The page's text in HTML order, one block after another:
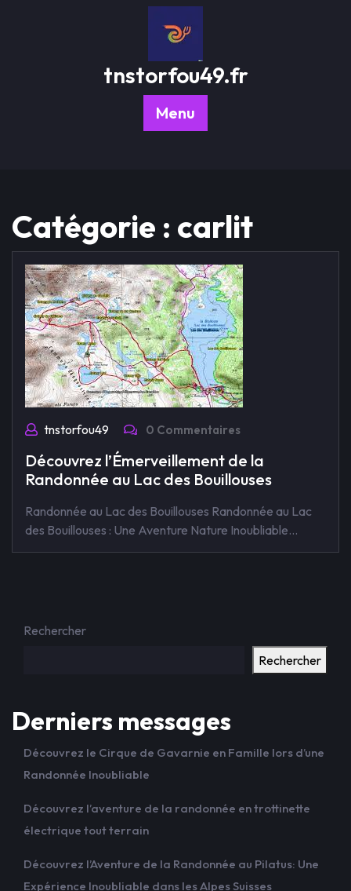
tnstorfou49.fr
Menu
Catégorie : carlit
tnstorfou49 0 Commentaires
Découvrez l’Émerveillement de la
Randonnée au Lac des Bouillouses
Randonnée au Lac des Bouillouses Randonnée au Lac
des Bouillouses : Une Aventure Nature Inoubliable…
Rechercher
Rechercher
Derniers messages
Découvrez le Cirque de Gavarnie en Famille lors d’une
Randonnée Inoubliable
Découvrez l’aventure de la randonnée en trottinette
électrique tout terrain
Découvrez l’Aventure de la Randonnée au Pilatus: Une
Expérience Inoubliable dans les Alpes Suisses